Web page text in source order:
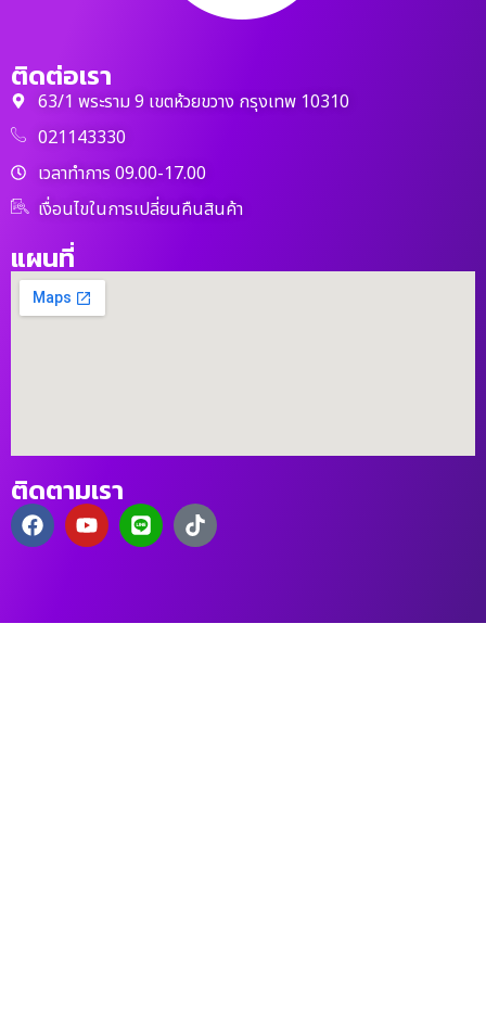
ติดต่อเรา
63/1 พระราม 9 เขตห้วยขวาง กรุงเทพ 10310
021143330
เวลาทำการ 09.00-17.00
เงื่อนไขในการเปลี่ยนคืนสินค้า
แผนที่
ติดตามเรา